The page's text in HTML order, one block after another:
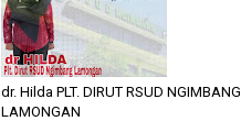
dr. Hilda PLT. DIRUT RSUD NGIMBANG
LAMONGAN